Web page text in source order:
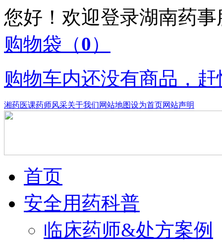
您好！欢迎登录湖南药
购物袋 （0）
购物车内还没有商品，
湘药医课药师风采关于我们网站地图设为首页网站声明
首页
安全用药科普
临床药师&处方案例